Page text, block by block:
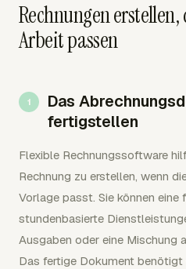
Rechnungen
Arbeit passen
Das
fertigstellen
Flexible Rechnungssoftware
Rechnung zu erstellen, wenn
Vorlage passt. Sie können eine
stundenbasierte
Ausgaben oder eine Mischung
Das fertige Dokument benötigt